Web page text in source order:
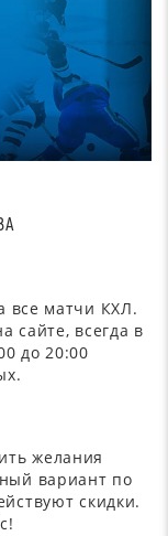
все матчи КХЛ.
сайте, всегда в
до 20:00
желания
вариант по
скидки.